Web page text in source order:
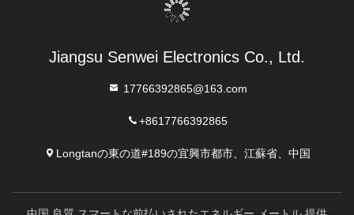
Jiangsu Senwei Electronics Co., Ltd.
17766392865@163.com
+8617766392865
Longtanの東の道#189の宜興市都市、江蘇省、中国